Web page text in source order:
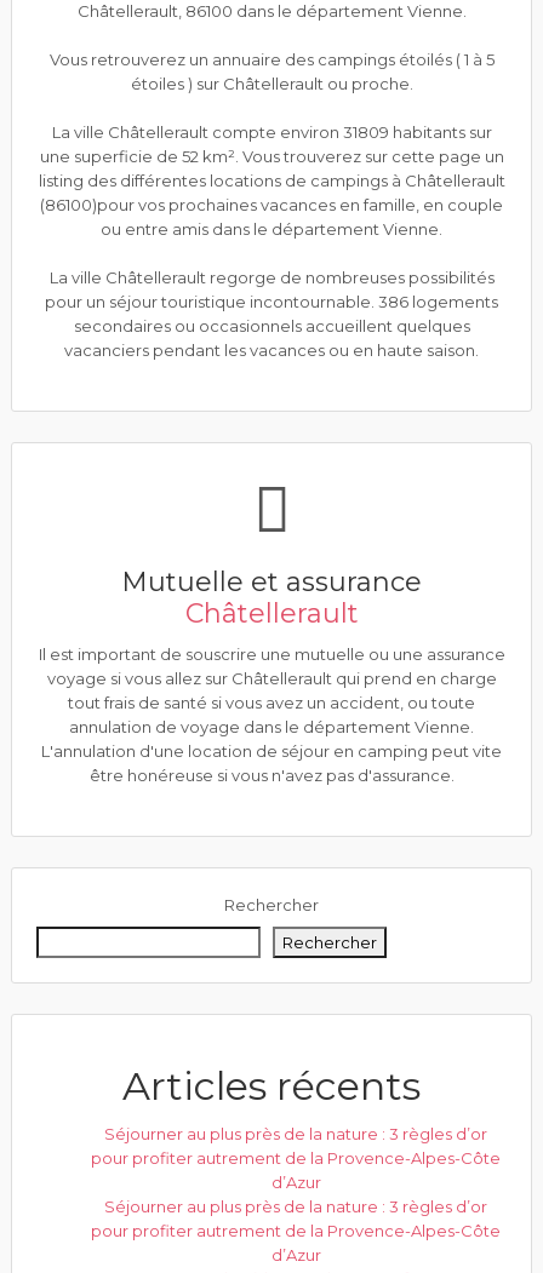
Châtellerault, 86100 dans le département Vienne.
Vous retrouverez un annuaire des campings étoilés ( 1 à 5
étoiles ) sur Châtellerault ou proche.
La ville Châtellerault compte environ 31809 habitants sur
une superficie de 52 km². Vous trouverez sur cette page un
listing des différentes locations de campings à Châtellerault
(86100)pour vos prochaines vacances en famille, en couple
ou entre amis dans le département Vienne.
La ville Châtellerault regorge de nombreuses possibilités
pour un séjour touristique incontournable. 386 logements
secondaires ou occasionnels accueillent quelques
vacanciers pendant les vacances ou en haute saison.
Mutuelle et assurance
Châtellerault
Il est important de souscrire une mutuelle ou une assurance
voyage si vous allez sur Châtellerault qui prend en charge
tout frais de santé si vous avez un accident, ou toute
annulation de voyage dans le département Vienne.
L'annulation d'une location de séjour en camping peut vite
être honéreuse si vous n'avez pas d'assurance.
Rechercher
Rechercher
Articles récents
Séjourner au plus près de la nature : 3 règles d’or
pour profiter autrement de la Provence-Alpes-Côte
d’Azur
Séjourner au plus près de la nature : 3 règles d’or
pour profiter autrement de la Provence-Alpes-Côte
d’Azur